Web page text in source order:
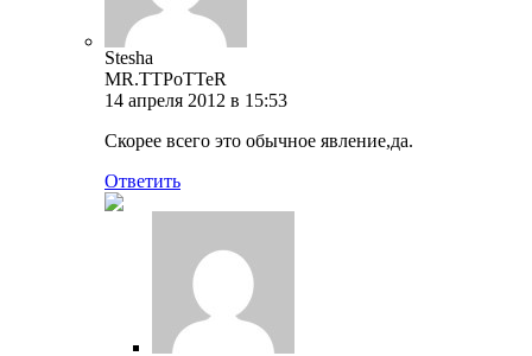
Stesha
MR.TTPoTTeR
14 апреля 2012 в 15:53
Скорее всего это обычное явление,да.
Ответить